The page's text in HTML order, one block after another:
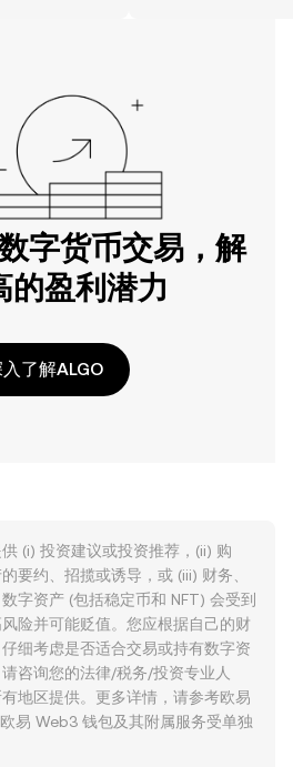
字货币交易，解
的盈利潜力
了解ALGO
(i) 投资建议或投资推荐，(ii) 购
要约、招揽或诱导，或 (iii) 财务、
字资产 (包括稳定币和 NFT) 会受到
险并可能贬值。您应根据自己的财
细考虑是否适合交易或持有数字资
咨询您的法律/税务/投资专业人
地区提供。更多详情，请参考欧易
易 Web3 钱包及其附属服务受单独